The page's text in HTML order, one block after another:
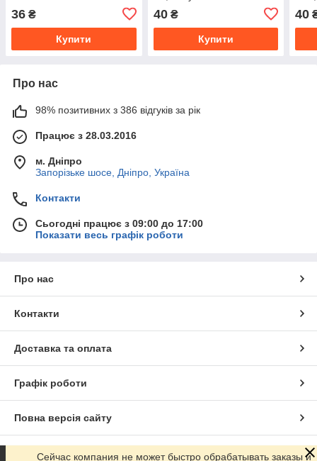
36 ₴
Купити
40₴
Купити
40
Про нас
98% позитивних з 386 відгуків за рік
Працює з 28.03.2016
м. Дніпро
Запорізьке шосе, Дніпро, Україна
Контакти
Сьогодні працює з 09:00 до 17:00
Показати весь графік роботи
Про нас
Контакти
Доставка та оплата
Графік роботи
Повна версія сайту
Сайт створено на маркетплейсі Prom.ua
Сейчас компания не может быстро обрабатывать заказы и